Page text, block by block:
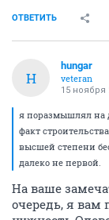
ОТВЕТИТЬ
H
hungar
veteran
15 ноября
я поразмышлял на
факт
высшей степени
далеко не первой.
На ваше
очередь, я вам